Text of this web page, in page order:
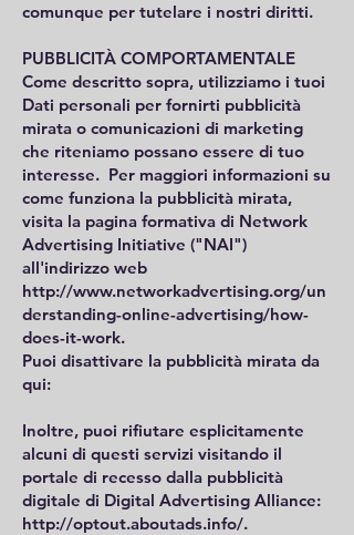
comunque per tutelare i nostri diritti.
PUBBLICITÀ COMPORTAMENTALE
Come descritto sopra, utilizziamo i tuoi
Dati personali per fornirti pubblicità
mirata o comunicazioni di marketing
che riteniamo possano essere di tuo
interesse. Per maggiori informazioni su
come funziona la pubblicità mirata,
visita la pagina formativa di Network
Advertising Initiative ("NAI")
all'indirizzo web
http://www.networkadvertising.org/un
derstanding-online-advertising/how-
does-it-work.
Puoi disattivare la pubblicità mirata da
qui:
Inoltre, puoi rifiutare esplicitamente
alcuni di questi servizi visitando il
portale di recesso dalla pubblicità
digitale di Digital Advertising Alliance:
http://optout.aboutads.info/.